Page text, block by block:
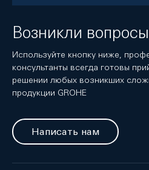
Возникли
Используйте кнопку ниже,
консультанты всегда готовы
решении любых возникших
продукции GROHE
Написать нам